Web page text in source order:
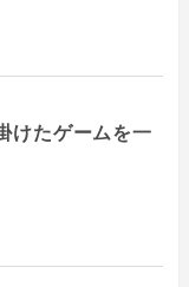
けたゲームを一